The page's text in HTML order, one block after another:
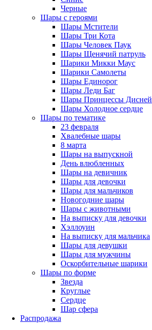
Черные
Шары с героями
Шары Мстители
Шары Три Кота
Шары Человек Паук
Шары Щенячий патруль
Шарики Микки Маус
Шарики Самолеты
Шары Единорог
Шары Леди Баг
Шары Принцессы Дисней
Шары Холодное сердце
Шары по тематике
23 февраля
Хвалебные шары
8 марта
Шары на выпускной
День влюбленных
Шары на девичник
Шары для девочки
Шары для мальчиков
Новогодние шары
Шары с животными
На выписку для девочки
Хэллоуин
На выписку для мальчика
Шары для девушки
Шары для мужчины
Оскорбительные шарики
Шары по форме
Звезда
Круглые
Сердце
Шар сфера
Распродажа